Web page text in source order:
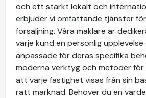
och ett starkt lokalt och
erbjuder vi omfattande tjänster
försäljning. Våra mäklare är
varje kund en personlig
anpassade för deras specifika
moderna verktyg och metoder
att varje fastighet visas från sin
rätt marknad. Behöver du en